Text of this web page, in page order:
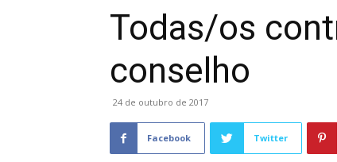
Todas/os
conselho
24 de outubro de 2017
Facebook Twitter